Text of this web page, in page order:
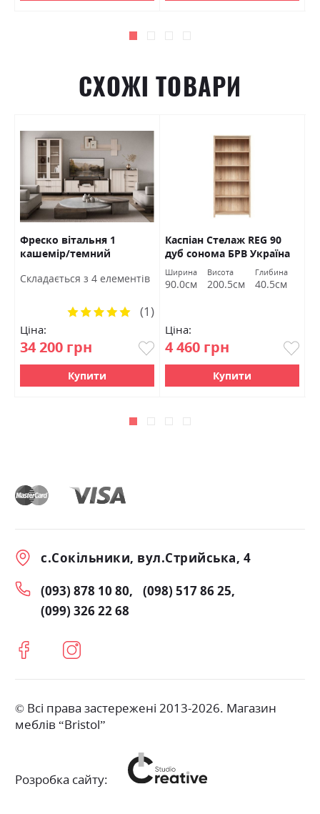
СХОЖІ ТОВАРИ
Фреско вітальня 1
кашемір/темний
Cкладається з 4 елементів
Ціна:
34 200 грн
Рейтинг:
(1)
Купити
Каспіан Стелаж REG 90
дуб сонома БРВ Україна
Ширина
90.0см
Висота
200.5см
Глибина
40.5см
Ціна:
4 460 грн
Купити
с.Сокільники, вул.Стрийська, 4
(093) 878 10 80
(098) 517 86 25
(099) 326 22 68
© Всі права застережені 2013-2026. Магазин
меблів “Bristol”
Розробка сайту: